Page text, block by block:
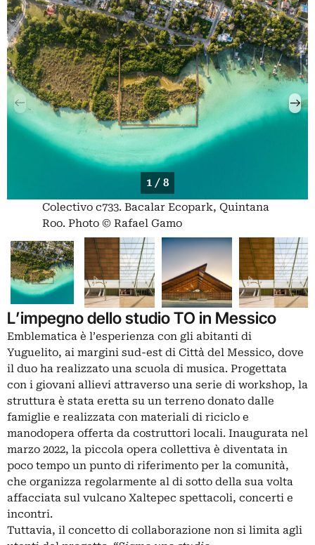
1 / 8
Colectivo c733. Bacalar Ecopark, Quintana
Roo. Photo © Rafael Gamo
L’impegno dello studio TO in Messico
Emblematica è l’esperienza con gli abitanti di
Yuguelito, ai margini sud-est di Città del Messico, dove
il duo ha realizzato una scuola di musica. Progettata
con i giovani allievi attraverso una serie di workshop, la
struttura è stata eretta su un terreno donato dalle
famiglie e realizzata con materiali di riciclo e
manodopera offerta da costruttori locali. Inaugurata nel
marzo 2022, la piccola opera collettiva è diventata in
poco tempo un punto di riferimento per la comunità,
che organizza regolarmente al di sotto della sua volta
affacciata sul vulcano Xaltepec spettacoli, concerti e
incontri.
Tuttavia, il concetto di collaborazione non si limita agli